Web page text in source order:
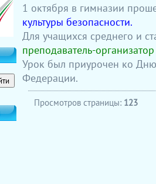
1 октября в гимназии
культуры безопасности.
Для учащихся среднего и
преподаватель-
Урок был приурочен ко
Федерации.
Просмотров страницы: 123